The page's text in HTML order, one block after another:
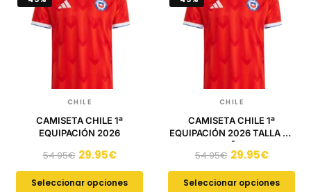
CHILE
CAMISETA CHILE 1ª
EQUIPACIÓN 2026
54.95€ 29.95€
Seleccionar opciones
CHILE
CAMISETA CHILE 1ª
EQUIPACIÓN 2026 TALLA DE
NIÑO
54.95€ 29.95€
Seleccionar opciones